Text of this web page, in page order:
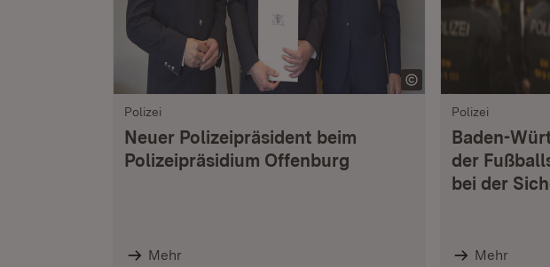
Polizei
Neuer Polizeipräsident beim
Polizeipräsidium Offenburg
Mehr
Polizei
Baden-
der
bei der
Mehr